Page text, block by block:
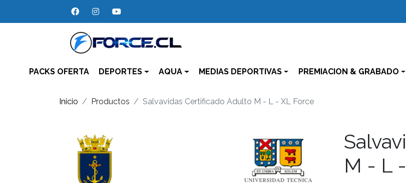
PACKS OFERTA DEPORTES AQUA MEDIAS DEPORTIVAS PREMIACION & GRABADO
Inicio Productos Salvavidas Certificado Adulto M - L - XL Force
M - L